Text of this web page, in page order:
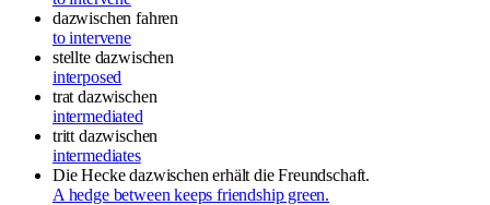
dazwischen fahren
to intervene
stellte dazwischen
interposed
trat dazwischen
intermediated
tritt dazwischen
intermediates
Die Hecke dazwischen erhält die Freundschaft.
A hedge between keeps friendship green.